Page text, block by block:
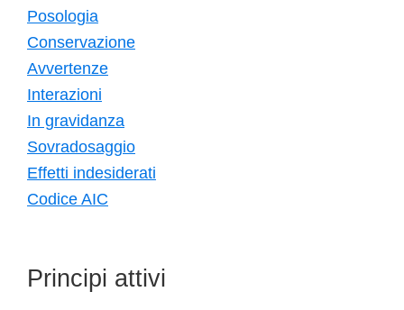
Posologia
Conservazione
Avvertenze
Interazioni
In gravidanza
Sovradosaggio
Effetti indesiderati
Codice AIC
Principi attivi